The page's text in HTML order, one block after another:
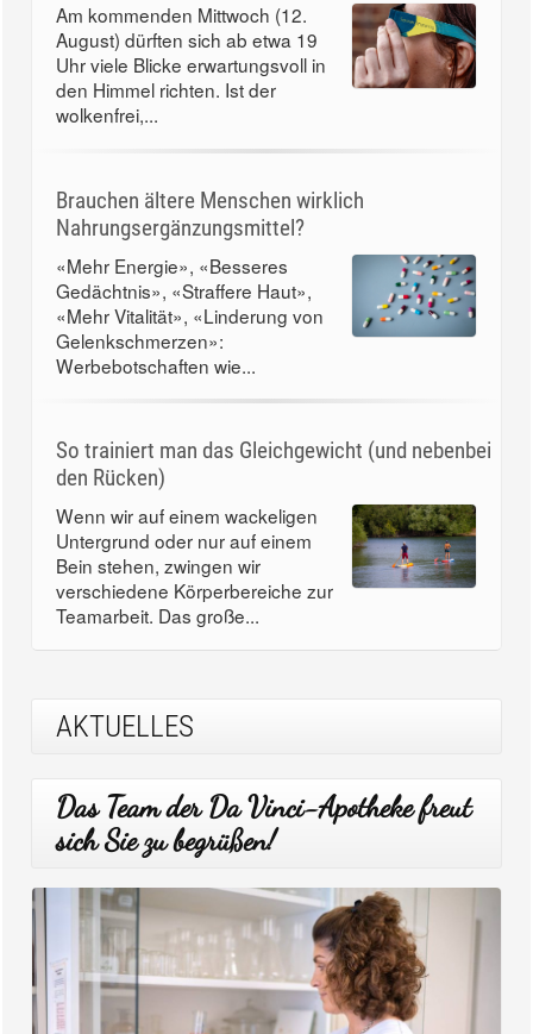
Am kommenden Mittwoch (12.
August) dürften sich ab etwa 19
Uhr viele Blicke erwartungsvoll in
den Himmel richten. Ist der
wolkenfrei,...
Brauchen ältere Menschen wirklich
Nahrungsergänzungsmittel?
«Mehr Energie», «Besseres
Gedächtnis», «Straffere Haut»,
«Mehr Vitalität», «Linderung von
Gelenkschmerzen»:
Werbebotschaften wie...
So trainiert man das Gleichgewicht (und nebenbei
den Rücken)
Wenn wir auf einem wackeligen
Untergrund oder nur auf einem
Bein stehen, zwingen wir
verschiedene Körperbereiche zur
Teamarbeit. Das große...
AKTUELLES
Das Team der Da Vinci-Apotheke freut
sich Sie zu begrüßen!